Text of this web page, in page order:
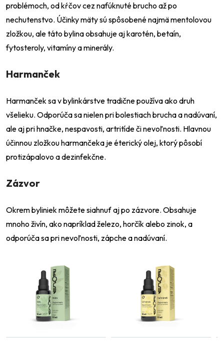
problémoch, od kŕčov cez nafúknuté brucho až po
nechutenstvo. Účinky mäty sú spôsobené najmä mentolovou
zložkou, ale táto bylina obsahuje aj karotén, betaín,
fytosteroly, vitamíny a minerály.
Harmanček
Harmanček sa v bylinkárstve tradične používa ako druh
všelieku. Odporúča sa nielen pri bolestiach brucha a nadúvaní,
ale aj pri hnačke, nespavosti, artritíde či nevoľnosti. Hlavnou
účinnou zložkou harmančeka je éterický olej, ktorý pôsobí
protizápalovo a dezinfekčne.
Zázvor
Okrem byliniek môžete siahnuť aj po zázvore. Obsahuje
mnoho živín, ako napríklad železo, horčík alebo zinok, a
odporúča sa pri nevoľnosti, zápche a nadúvaní.